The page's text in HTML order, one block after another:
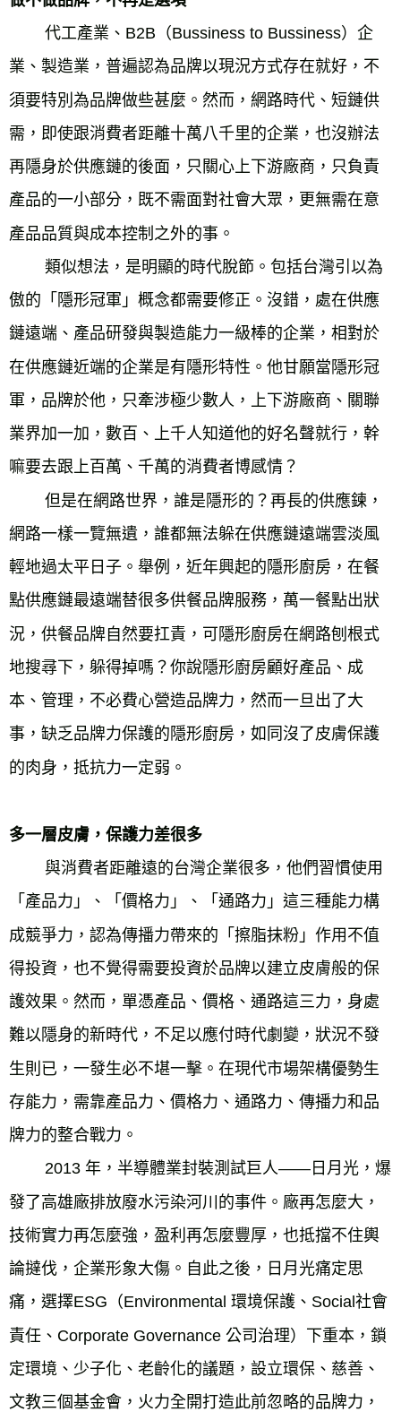
業、製造業，普遍認為品牌以現況方式存在就好，不
須要特別為品牌做些甚麼。然而，網路時代、短鏈供
需，即使跟消費者距離十萬八千里的企業，也沒辦法
再隱身於供應鏈的後面，只關心上下游廠商，只負責
產品的一小部分，既不需面對社會大眾，更無需在意
產品品質與成本控制之外的事。
傲的「隱形冠軍」概念都需要修正。沒錯，處在供應
鏈遠端、產品研發與製造能力一級棒的企業，相對於
在供應鏈近端的企業是有隱形特性。他甘願當隱形冠
軍，品牌於他，只牽涉極少數人，上下游廠商、關聯
業界加一加，數百、上千人知道他的好名聲就行，幹
嘛要去跟上百萬、千萬的消費者博感情？
網路一樣一覽無遺，誰都無法躲在供應鏈遠端雲淡風
輕地過太平日子。舉例，近年興起的隱形廚房，在餐
點供應鏈最遠端替很多供餐品牌服務，萬一餐點出狀
況，供餐品牌自然要扛責，可隱形廚房在網路刨根式
地搜尋下，躲得掉嗎？你說隱形廚房顧好產品、成
本、管理，不必費心營造品牌力，然而一旦出了大
事，缺乏品牌力保護的隱形廚房，如同沒了皮膚保護
的肉身，抵抗力一定弱。
多一層皮膚，保護力差很多
「產品力」、「價格力」、「通路力」這三種能力構
成競爭力，認為傳播力帶來的「擦脂抹粉」作用不值
得投資，也不覺得需要投資於品牌以建立皮膚般的保
護效果。然而，單憑產品、價格、通路這三力，身處
難以隱身的新時代，不足以應付時代劇變，狀況不發
生則已，一發生必不堪一擊。在現代市場架構優勢生
存能力，需靠產品力、價格力、通路力、傳播力和品
牌力的整合戰力。
發了高雄廠排放廢水污染河川的事件。廠再怎麼大，
技術實力再怎麼強，盈利再怎麼豐厚，也抵擋不住輿
論撻伐，企業形象大傷。自此之後，日月光痛定思
痛，選擇ESG（Environmental 環境保護、Social社會
責任、Corporate Governance 公司治理）下重本，鎖
定環境、少子化、老齡化的議題，設立環保、慈善、
文教三個基金會，火力全開打造此前忽略的品牌力，